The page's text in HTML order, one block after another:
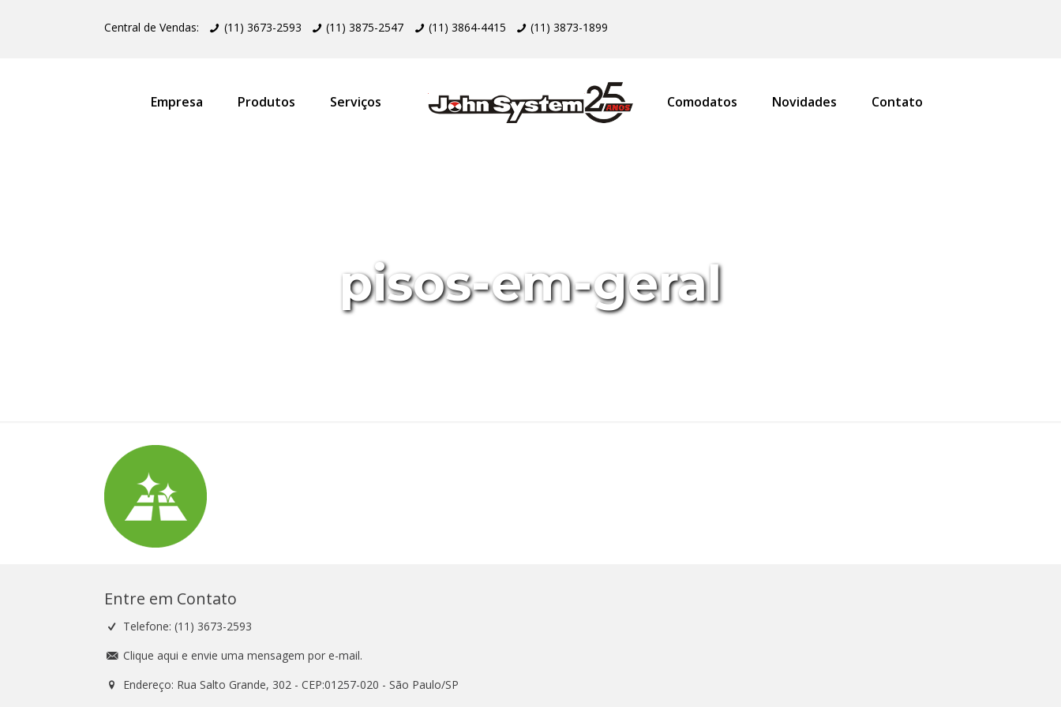
Central de Vendas: (11) 3673-2593 (11) 3875-2547 (11) 3864-4415 (11) 3873-1899
Empresa Produtos Serviços Comodatos Novidades Contato
pisos-em-geral
Entre em Contato
Telefone: (11) 3673-2593
Clique aqui e envie uma mensagem por e-mail.
Endereço: Rua Salto Grande, 302 - CEP:01257-020 - São Paulo/SP